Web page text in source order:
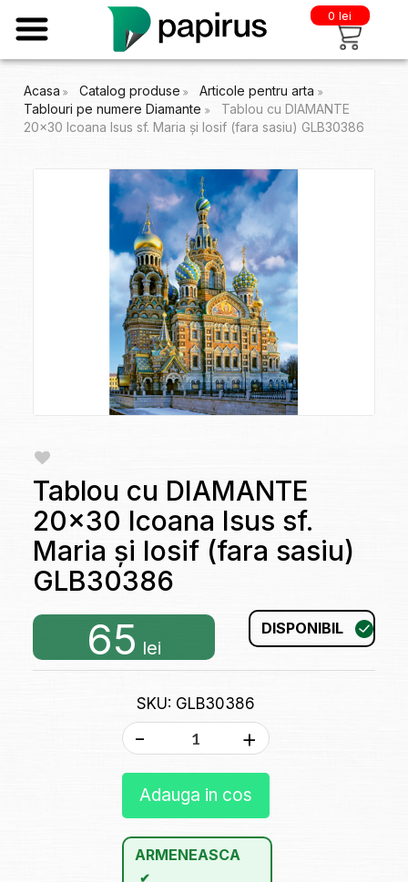
0 lei
Acasa Catalog produse
Articole pentru arta
Tablouri pe numere Diamante
Tablou cu DIAMANTE
20x30 Icoana Isus sf. Maria și Iosif (fara sasiu) GLB30386
Tablou cu DIAMANTE
20x30 Icoana Isus sf.
Maria și Iosif (fara sasiu)
GLB30386
65 lei
DISPONIBIL
SKU: GLB30386
- +
Adauga in cos
ARMENEASCA